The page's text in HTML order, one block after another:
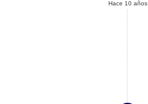
Hace 10 años